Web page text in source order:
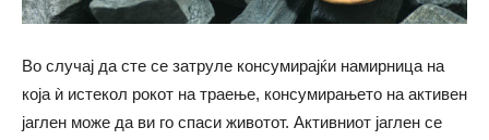
Во случај да сте се затруле консумирајќи намирница на
која ѝ истекол рокот на траење, консумирањето на активен
јаглен може да ви го спаси животот. Активниот јаглен се